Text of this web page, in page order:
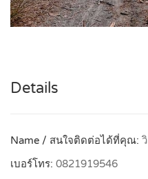
Details
Name / สนใจติดต่อได้ที่คุณ: วิ
เบอร์โทร: 0821919546